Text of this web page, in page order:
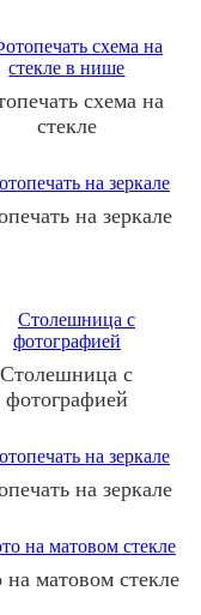
схема на
стекле
на зеркале
Столешница с
фотографией
на зеркале
матовом стекле